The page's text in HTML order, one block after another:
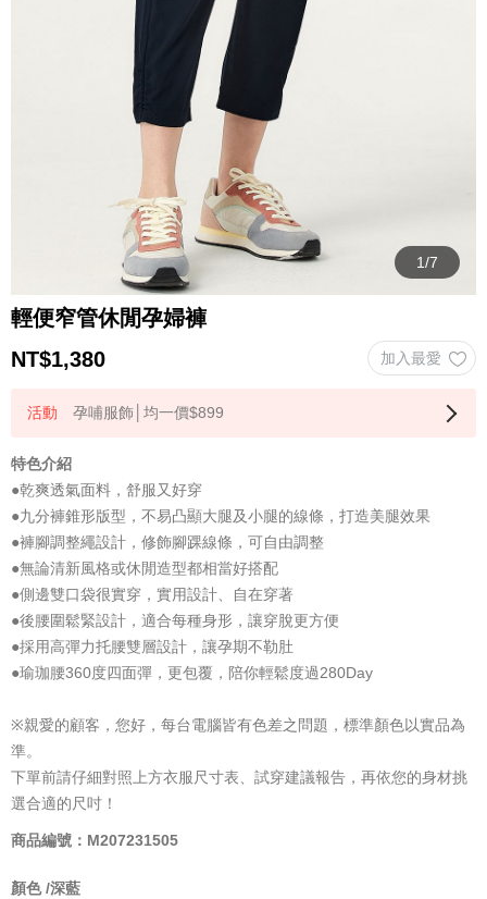
輕便窄管休閒孕婦褲
NT$1,380
孕哺服飾│均一價$899
特色介紹
●乾爽透氣面料，舒服又好穿
●九分褲錐形版型，不易凸顯大腿及小腿的線條，打造美腿效果
●褲腳調整繩設計，修飾腳踝線條，可自由調整
●無論清新風格或休閒造型都相當好搭配
●側邊雙口袋很實穿，實用設計、自在穿著
●後腰圍鬆緊設計，適合每種身形，讓穿脫更方便
●採用高彈力托腰雙層設計，讓孕期不勒肚
●瑜珈腰360度四面彈，更包覆，陪你輕鬆度過280Day
※親愛的顧客，您好，每台電腦皆有色差之問題，標準顏色以實品為
準。
下單前請仔細對照上方衣服尺寸表、試穿建議報告，再依您的身材挑
選合適的尺吋！
商品編號：M207231505
顏色 /深藍